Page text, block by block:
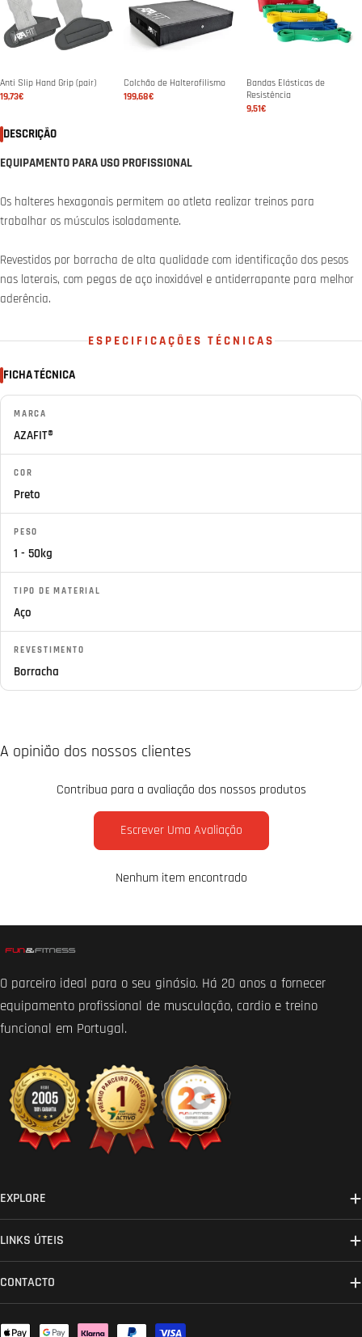
Anti Slip Hand Grip (pair)
19,73€
Colchão de Halterofilismo
199,68€
Bandas Elásticas de
Resistência
9,51€
DESCRIÇÃO
EQUIPAMENTO PARA USO PROFISSIONAL
Os halteres hexagonais permitem ao atleta realizar treinos para
trabalhar os músculos isoladamente.
Revestidos por borracha de alta qualidade com identificação dos pesos
nas laterais, com pegas de aço inoxidável e antiderrapante para melhor
aderência.
ESPECIFICAÇÕES TÉCNICAS
FICHA TÉCNICA
MARCA
AZAFIT®
COR
Preto
PESO
1 - 50kg
TIPO DE MATERIAL
Aço
REVESTIMENTO
Borracha
A opinião dos nossos clientes
Contribua para a avaliação dos nossos produtos
Escrever Uma Avaliação
Nenhum item encontrado
O parceiro ideal para o seu ginásio. Há 20 anos a fornecer
equipamento profissional de musculação, cardio e treino
funcional em Portugal.
EXPLORE
LINKS ÚTEIS
CONTACTO